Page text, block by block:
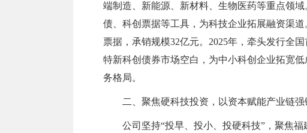
端制造、新能源、新材料、生物医药等重点领
债、科创票据等工具，为科技企业拓展融资渠
票据，承销规模32亿元。2025年，牵头发行全
特新科创债券市场空白，为中小科创企业拓宽
务格局。
二、聚焦硬科技投资，以资本赋能产业链强
公司坚持“投早、投小、投硬科技”，聚焦